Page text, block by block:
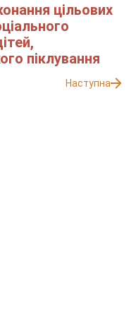
цільових
піклування
Наступна